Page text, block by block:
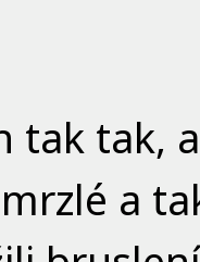
tak tak,
a